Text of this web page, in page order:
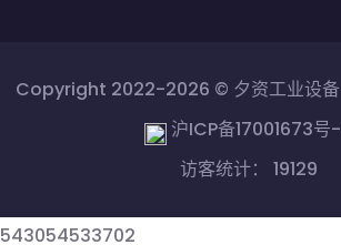
Copyright 2022-2026 © 夕资工业设
沪ICP备17001673号
访客统计： 19129
543054533702